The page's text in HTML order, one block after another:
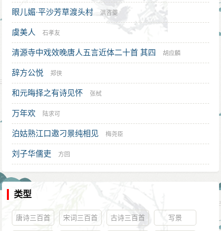
眼儿媚·平沙芳草渡头村 洪咨夔
虞美人 石孝友
清源寺中戏效晚唐人五言近体二十首 其四 胡应麟
辞方公悦 郑侠
和元晦择之有诗见怀 张栻
万年欢 陆求可
泊姑熟江口邀刁景纯相见 梅尧臣
刘子华儒吏 方回
类型
唐诗三百首 宋词三百首 古诗三百首 写景